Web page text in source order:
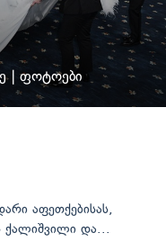
| ფოტოები
აფეთქებისას,
ქალიშვილი და...